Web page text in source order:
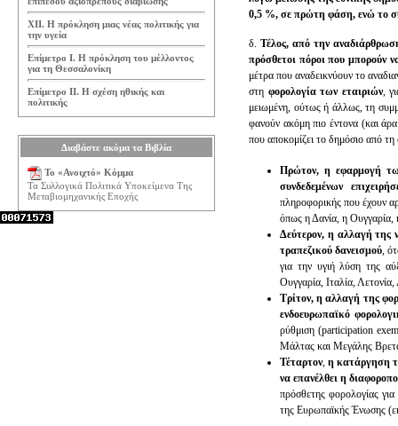
ΧΙΙ. Η πρόκληση μιας νέας πολιτικής για
την υγεία
Επίμετρο Ι. Η πρόκληση του μέλλοντος
για τη Θεσσαλονίκη
Επίμετρο ΙΙ. Η σχέση ηθικής και
πολιτικής
Διαβάστε ακόμα τα Βιβλία
Το «Ανοιχτό» Κόμμα
Τα Συλλογικά Πολιτικά Υποκείμενα Της
Μεταβιομηχανικής Εποχής
0,5 %, σε πρώτη φάση, ενώ το
δ. Τέλος, από την
πρόσθετοι πόροι που μπορούν
μέτρα που αναδεικνύουν το
στη φορολογία των εταιριών,
μειωμένη, ούτως ή άλλως, τη
φανούν ακόμη πιο έντονα (και
που αποκομίζει το δημόσιο από
Πρώτον, η εφαρμογή
συνδεδεμένων
πληροφορικής που έχουν
όπως η Δανία, η Ουγγαρία,
Δεύτερον, η αλλαγή της
τραπεζικού δανεισμού,
για την υγιή λύση της
Ουγγαρία, Ιταλία,
Τρίτον, η αλλαγή της
ενδοευρωπαϊκό
ρύθμιση (participation
Μάλτας και Μεγάλης
Τέταρτον, η κατάργηση
να επανέλθει η
πρόσθετης φορολογίας
της Ευρωπαϊκής Ένωσης